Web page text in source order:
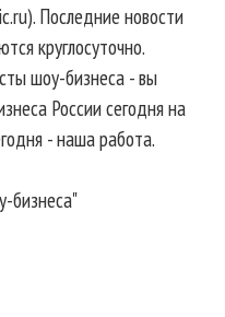
Последние новости
круглосуточно.
шоу-бизнеса - вы
России сегодня на
- наша работа.
бизнеса"